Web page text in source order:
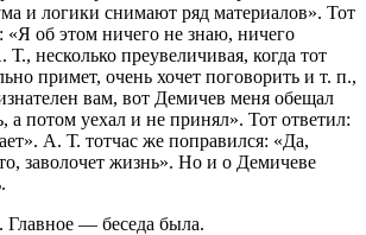
и логики снимают ряд материалов». Тот
«Я об этом ничего не знаю, ничего
Т., несколько преувеличивая, когда тот
примет, очень хочет поговорить и т. п.,
вам, вот Демичев меня обещал
а потом уехал и не принял». Тот ответил:
А. Т. тотчас же поправился: «Да,
заволочет жизнь». Но и о Демичеве
Главное — беседа была.